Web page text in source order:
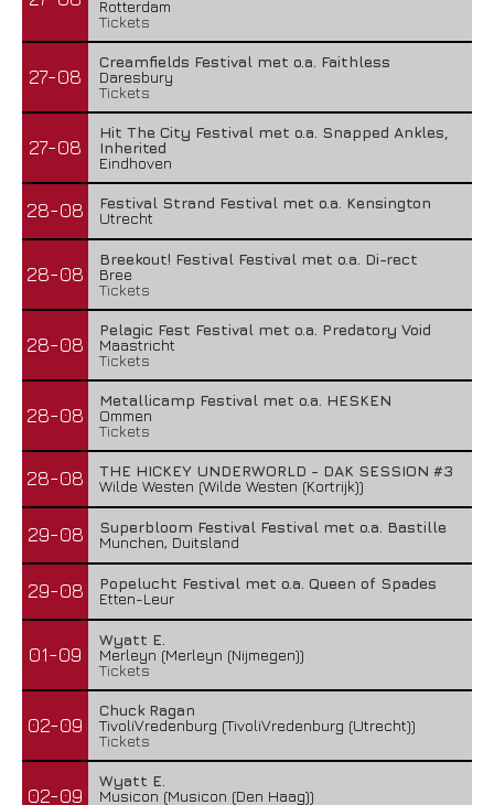
Rotterdam
Tickets
27-08
Creamfields Festival met o.a. Faithless
Daresbury
Tickets
27-08
Hit The City Festival met o.a. Snapped Ankles,
Inherited
Eindhoven
28-08
Festival Strand Festival met o.a. Kensington
Utrecht
28-08
Breekout! Festival Festival met o.a. Di-rect
Bree
Tickets
28-08
Pelagic Fest Festival met o.a. Predatory Void
Maastricht
Tickets
28-08
Metallicamp Festival met o.a. HESKEN
Ommen
Tickets
28-08
THE HICKEY UNDERWORLD - DAK SESSION #3
Wilde Westen (Wilde Westen (Kortrijk))
29-08
Superbloom Festival Festival met o.a. Bastille
Munchen, Duitsland
29-08
Popelucht Festival met o.a. Queen of Spades
Etten-Leur
01-09
Wyatt E.
Merleyn (Merleyn (Nijmegen))
Tickets
02-09
Chuck Ragan
TivoliVredenburg (TivoliVredenburg (Utrecht))
Tickets
02-09
Wyatt E.
Musicon (Musicon (Den Haag))